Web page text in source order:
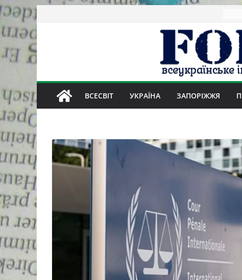
Skip
to
content
ВСЕСВІТ УКРАЇНА ЗАПОРІЖЖЯ